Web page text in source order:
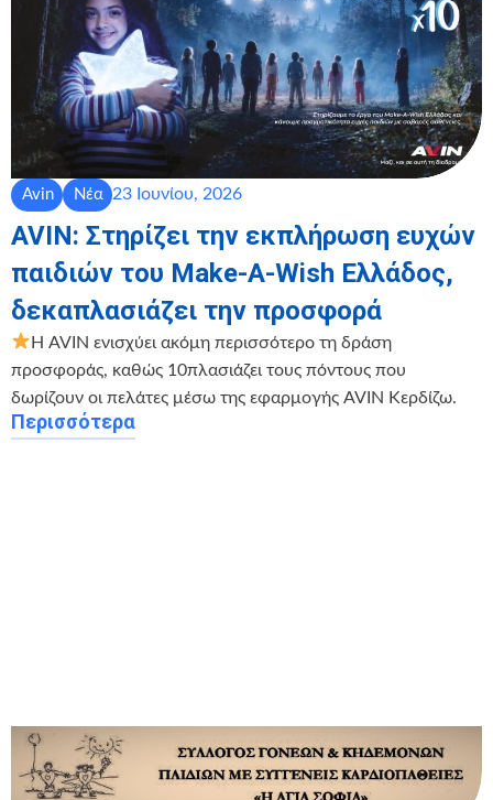
Avin Νέα 23 Ιουνίου, 2026
AVIN: Στηρίζει την εκπλήρωση ευχών
παιδιών του Make-A-Wish Ελλάδος,
δεκαπλασιάζει την προσφορά
Η AVIN ενισχύει ακόμη περισσότερο τη δράση
προσφοράς, καθώς 10πλασιάζει τους πόντους που
δωρίζουν οι πελάτες μέσω της εφαρμογής AVIN Κερδίζω.
Περισσότερα